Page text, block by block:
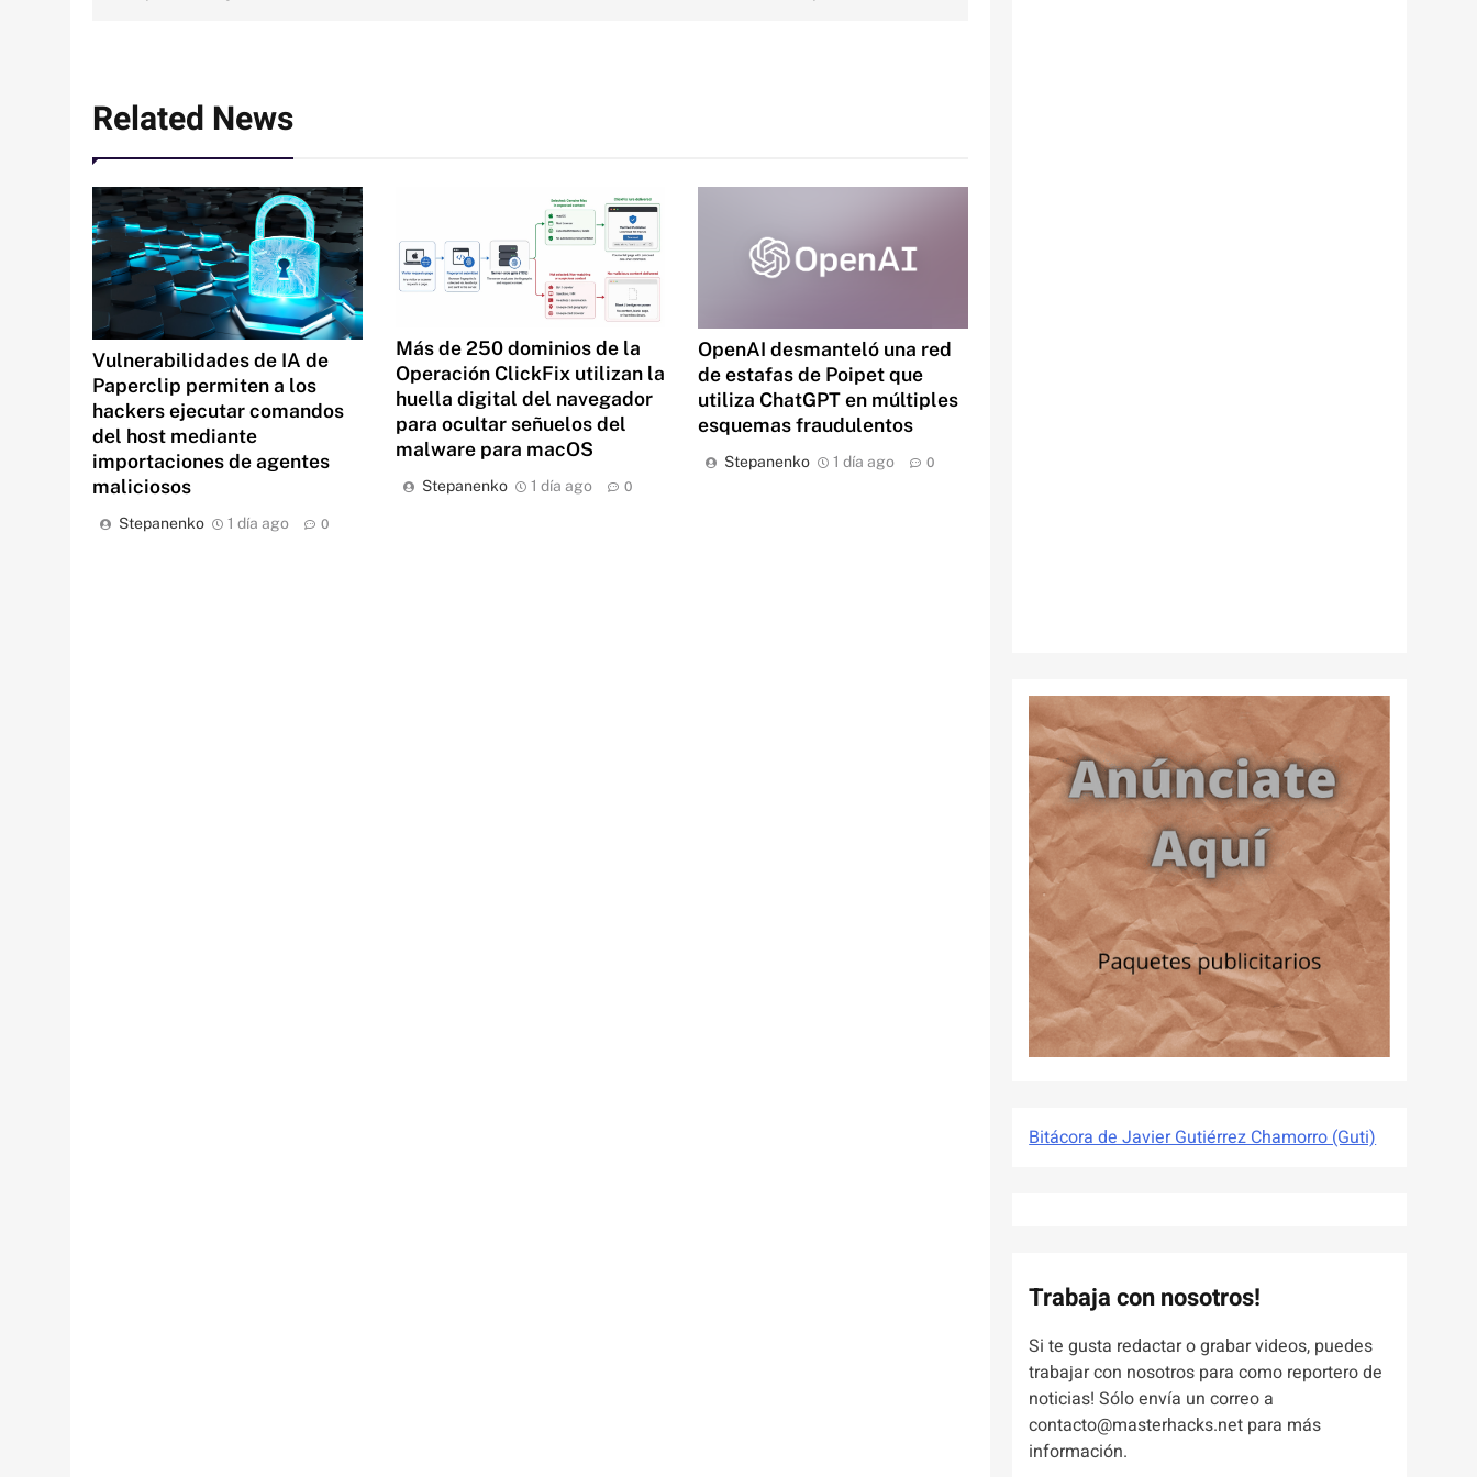
Related News
Vulnerabilidades de IA de
Paperclip permiten a los
hackers ejecutar comandos
del host mediante
importaciones de agentes
maliciosos
Stepanenko 1 día ago 0
Más de 250 dominios de la
Operación ClickFix utilizan la
huella digital del navegador
para ocultar señuelos del
malware para macOS
Stepanenko 1 día ago 0
OpenAI desmanteló una red
de estafas de Poipet que
utiliza ChatGPT en múltiples
esquemas fraudulentos
Stepanenko 1 día ago 0
Bitácora de Javier Gutiérrez Chamorro (Guti)
Trabaja con nosotros!
Si te gusta redactar o grabar videos, puedes
trabajar con nosotros para como reportero de
noticias! Sólo envía un correo a
contacto@masterhacks.net para más
información.